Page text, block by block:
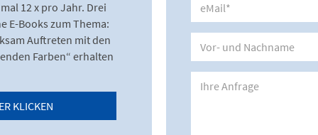
12 x pro Jahr. Drei
E-Books zum Thema:
Auftreten mit den
Farben“ erhalten
KLICKEN